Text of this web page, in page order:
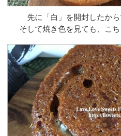
先に「白」を開封したか
そして焼き色を見ても、こ